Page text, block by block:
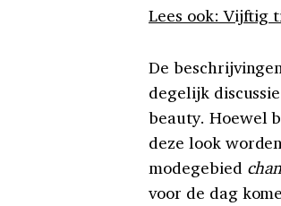
Lees ook: Vijftig
De
degelijk
beauty. Hoewel
deze look
modegebied
voor de dag